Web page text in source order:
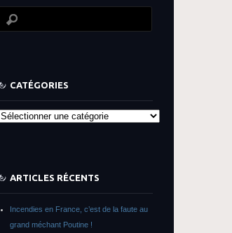
CATÉGORIES
Catégories
ARTICLES RÉCENTS
Incendies en France, c’est de la faute au
grand méchant Poutine !